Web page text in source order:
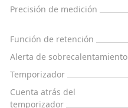
Precisión de medición
Función de retención
Alerta de sobrecalentamiento
Temporizador
Cuenta atrás del
temporizador